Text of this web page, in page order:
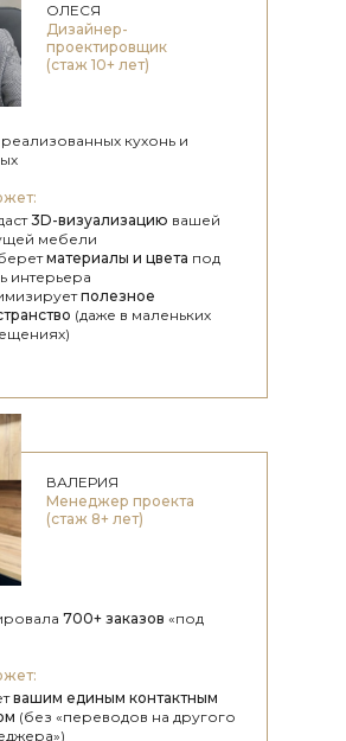
ОЛЕСЯ
Дизайнер-
проектировщик
(стаж 10+ лет)
реализованных кухонь и
3D-визуализацию вашей
мебели
материалы и цвета под
интерьера
полезное
(даже в маленьких
ВАЛЕРИЯ
Менеджер проекта
(стаж 8+ лет)
700+ заказов «под
вашим единым контактным
(без «переводов на другого